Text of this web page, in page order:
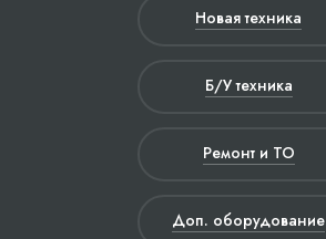
Новая техника
Б/У техника
Ремонт и ТО
Доп. оборудование